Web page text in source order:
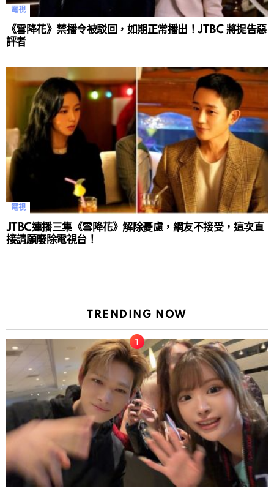
電視
《雪降花》禁播令被駁回，如期正常播出！JTBC 將提告惡
評者
電視
JTBC連播三集《雪降花》解除憂慮，網友不接受，這次直
接請願廢除電視台！
TRENDING NOW